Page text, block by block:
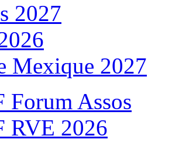
2027
Mexique 2027
Forum Assos
RVE 2026